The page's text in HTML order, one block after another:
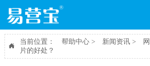

当前位置： 帮助中心> 新闻资讯>
片的好处？